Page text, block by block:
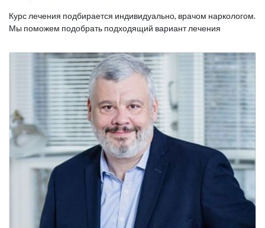
Курс лечения подбирается индивидуально, врачом наркологом.
Мы поможем подобрать подходящий вариант лечения